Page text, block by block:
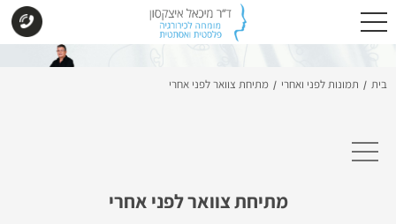
בית / תמונות לפני ואחרי / מתיחת צוואר לפני אחרי
מתיחת צוואר לפני אחרי